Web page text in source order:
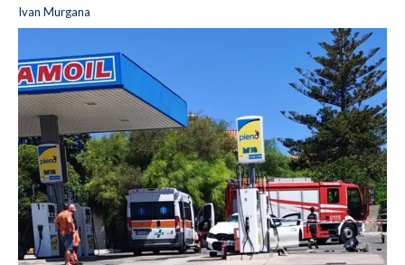
Ivan Murgana